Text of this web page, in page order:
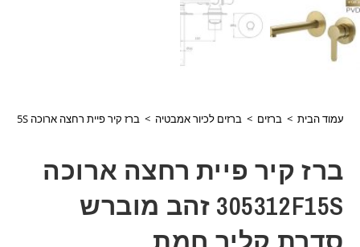
עמוד הבית > ברזים > ברזים לכיור אמבטיה > ברז קיר פיית רחצה ארוכה 305312F15S זהב מוברש סדרת קליר חמת
ברז קיר פיית רחצה ארוכה
305312F15S זהב מוברש